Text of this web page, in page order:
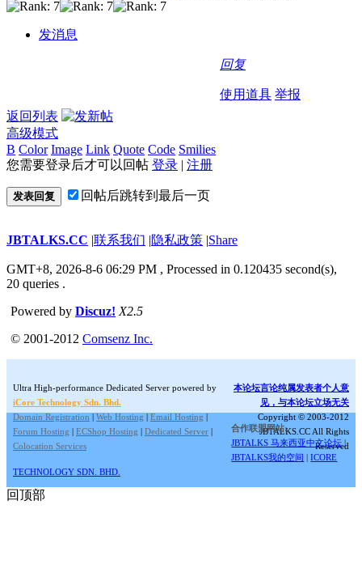
发消息
回复
使用道具 举报
返回列表
高级模式
B Color Image Link Quote Code Smilies
您需要登录后才可以回帖 登录 | 注册
发表回复 回帖后跳转到最后一页
JBTALKS.CC |联系我们 |隐私政策 |Share
GMT+8, 2026-8-6 06:29 PM , Processed in 0.120435 second(s),
20 queries .
Powered by Discuz! X2.5
© 2001-2012 Comsenz Inc.
Ultra High-performance Dedicated Server powered by
iCore Technology Sdn. Bhd.
Domain Registration | Web Hosting | Email Hosting |
Forum Hosting | ECShop Hosting | Dedicated Server |
Colocation Services
本论坛言论纯属发表者个人意
见，与本论坛立场无关
Copyright © 2003-2012
JBTALKS.CC All Rights
Reserved
合作联盟网站:
JBTALKS 马来西亚中文论坛 |
JBTALKS我的空间 |ICORE
TECHNOLOGY SDN. BHD.
回顶部